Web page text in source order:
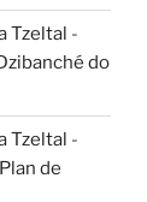
Tzeltal -
do
Tzeltal -
de